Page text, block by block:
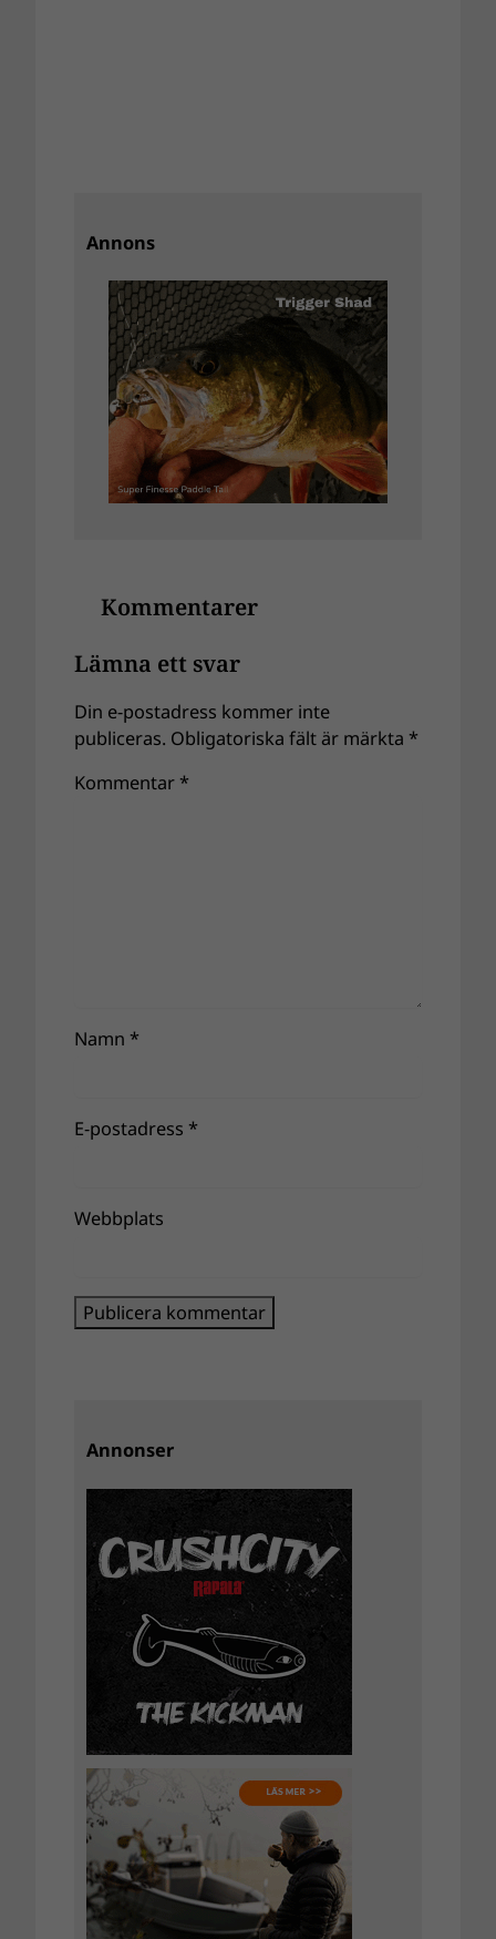
Annons
Kommentarer
Lämna ett svar
Din e-postadress kommer inte
publiceras. Obligatoriska fält är märkta *
Kommentar *
Namn *
E-postadress *
Webbplats
Annonser